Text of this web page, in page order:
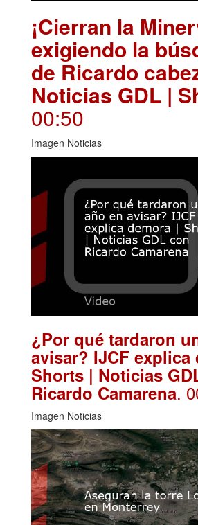
¡Cierran la
exigiendo la
de Ricardo
Noticias GDL |
00:50
Imagen Noticias
¿Por qué tardaron
avisar? IJCF explica
Shorts | Noticias
Ricardo Camarena.
Imagen Noticias